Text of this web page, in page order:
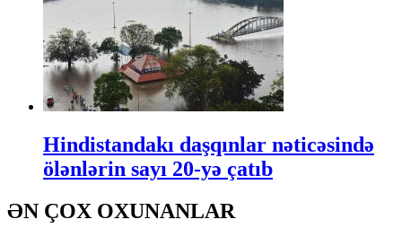
Hindistandakı daşqınlar nəticəsində
ölənlərin sayı 20-yə çatıb
ƏN ÇOX OXUNANLAR